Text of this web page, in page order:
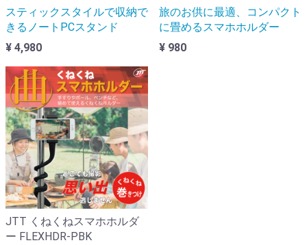
スティックスタイルで収納で
きるノートPCスタンド
¥ 4,980
旅のお供に最適、コンパクト
に畳めるスマホホルダー
¥ 980
JTT くねくねスマホホルダ
ー FLEXHDR-PBK